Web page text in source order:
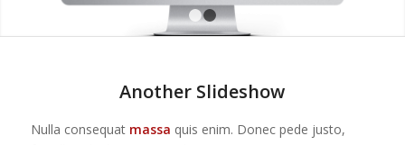
Another Slideshow
Nulla consequat massa quis enim. Donec pede justo,